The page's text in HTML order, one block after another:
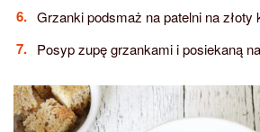
Grzanki podsmaż na patelni na złoty
Posyp zupę grzankami i posiekaną